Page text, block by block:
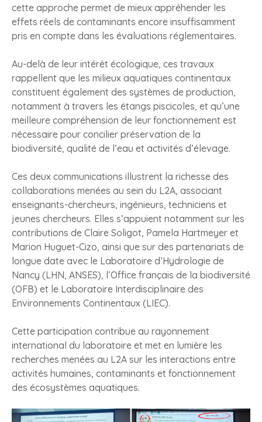
cette approche permet de mieux appréhender les
effets réels de contaminants encore insuffisamment
pris en compte dans les évaluations réglementaires.
Au-delà de leur intérêt écologique, ces travaux
rappellent que les milieux aquatiques continentaux
constituent également des systèmes de production,
notamment à travers les étangs piscicoles, et qu’une
meilleure compréhension de leur fonctionnement est
nécessaire pour concilier préservation de la
biodiversité, qualité de l’eau et activités d’élevage.
Ces deux communications illustrent la richesse des
collaborations menées au sein du L2A, associant
enseignants-chercheurs, ingénieurs, techniciens et
jeunes chercheurs. Elles s’appuient notamment sur les
contributions de Claire Soligot, Pamela Hartmeyer et
Marion Huguet-Cizo, ainsi que sur des partenariats de
longue date avec le Laboratoire d’Hydrologie de
Nancy (LHN, ANSES), l’Office français de la biodiversité
(OFB) et le Laboratoire Interdisciplinaire des
Environnements Continentaux (LIEC).
Cette participation contribue au rayonnement
international du laboratoire et met en lumière les
recherches menées au L2A sur les interactions entre
activités humaines, contaminants et fonctionnement
des écosystèmes aquatiques.